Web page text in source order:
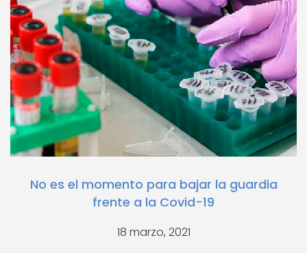
No es el momento para bajar la guardia
frente a la Covid-19
18 marzo, 2021